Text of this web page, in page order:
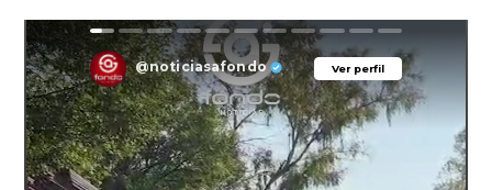
Ver perfil
@noticiasafondo Ver perfil